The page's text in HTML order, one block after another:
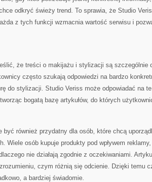
odkryć świeży trend. To sprawia, że Studio
z tych funkcji wzmacnia wartość serwisu i
że treści o makijażu i stylizacji są szczególnie
często szukają odpowiedzi na bardzo
do stylizacji. Studio Veriss może odpowiadać na
bogatą bazę artykułów, do których
być również przydatny dla osób, które chcą
Wiele osób kupuje produkty pod wpływem
nie działają zgodnie z oczekiwaniami.
czym różnią się odcienie. Dzięki temu
a bardziej świadomie.